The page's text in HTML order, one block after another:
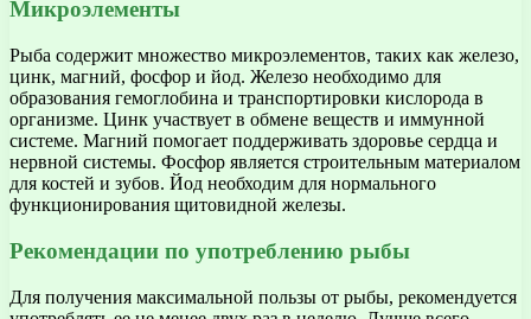
Микроэлементы
Рыба содержит множество микроэлементов, таких как железо,
цинк, магний, фосфор и йод. Железо необходимо для
образования гемоглобина и транспортировки кислорода в
организме. Цинк участвует в обмене веществ и иммунной
системе. Магний помогает поддерживать здоровье сердца и
нервной системы. Фосфор является строительным материалом
для костей и зубов. Йод необходим для нормального
функционирования щитовидной железы.
Рекомендации по употреблению рыбы
Для получения максимальной пользы от рыбы, рекомендуется